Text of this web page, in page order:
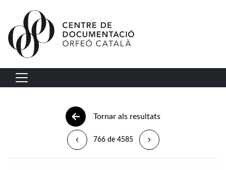
Vés al contingut
Navegació principal
Tornar als resultats
766 de 4585